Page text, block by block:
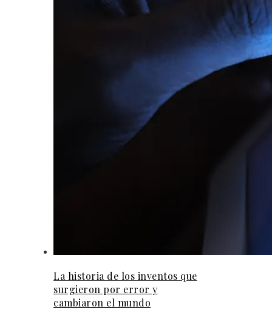
La historia de los inventos que
surgieron por error y
cambiaron el mundo